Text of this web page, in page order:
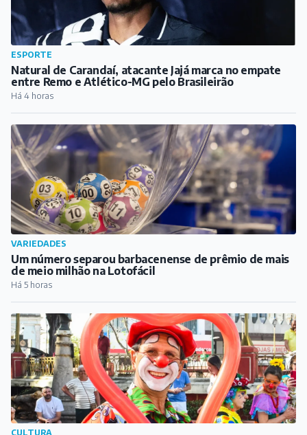
ESPORTE
Natural de Carandaí, atacante Jajá marca no empate
entre Remo e Atlético-MG pelo Brasileirão
Há 4 horas
VARIEDADES
Um número separou barbacenense de prêmio de mais
de meio milhão na Lotofácil
Há 5 horas
CULTURA